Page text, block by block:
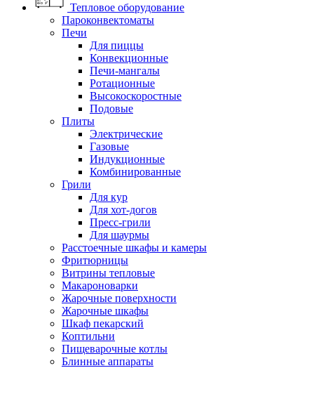
Тепловое оборудование
Пароконвектоматы
Печи
Для пиццы
Конвекционные
Печи-мангалы
Ротационные
Высокоскоростные
Подовые
Плиты
Электрические
Газовые
Индукционные
Комбинированные
Грили
Для кур
Для хот-догов
Пресс-грили
Для шаурмы
Расстоечные шкафы и камеры
Фритюрницы
Витрины тепловые
Макароноварки
Жарочные поверхности
Жарочные шкафы
Шкаф пекарский
Коптильни
Пищеварочные котлы
Блинные аппараты